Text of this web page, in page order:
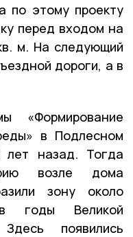
по этому проекту
перед входом на
м. На следующий
дороги, а в
«Формирование
в Подлесном
лет назад. Тогда
возле дома
зону около
годы Великой
появились